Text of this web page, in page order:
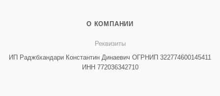
О КОМПАНИИ
Реквизиты
ИП Раджбхандари Константин Динаевич ОГРНИП 322774600145411
ИНН 772036342710